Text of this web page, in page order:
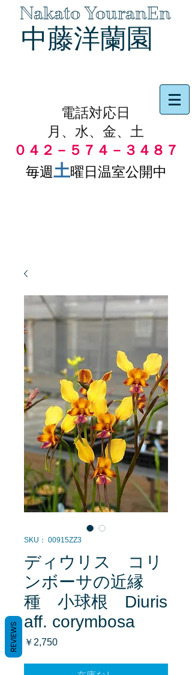
Nakato YouranEn
中藤洋蘭園
電話対応日
月、水、金、土
０４２－５７４－３４８７
毎週土曜日温室公開中
SKU： 00915ZZ3
ディウリス コリ
ンボーサの近縁
種 小球根 Diuris
aff. corymbosa
￥2,750価
REVIEWS